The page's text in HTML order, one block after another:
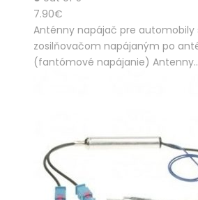
7.90€
Anténny napájač pre automobily
zosilňovačom napájaným po
(fantómové napájanie)